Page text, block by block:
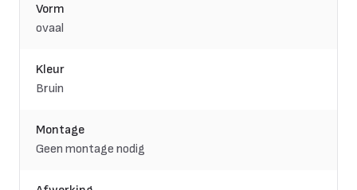
Vorm
ovaal
Kleur
Bruin
Montage
Geen montage nodig